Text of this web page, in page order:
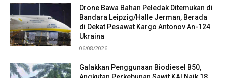
Drone Bawa Bahan Peledak Ditemukan di
Bandara Leipzig/Halle Jerman, Berada
di Dekat Pesawat Kargo Antonov An-124
Ukraina
06/08/2026
Galakkan Penggunaan Biodiesel B50,